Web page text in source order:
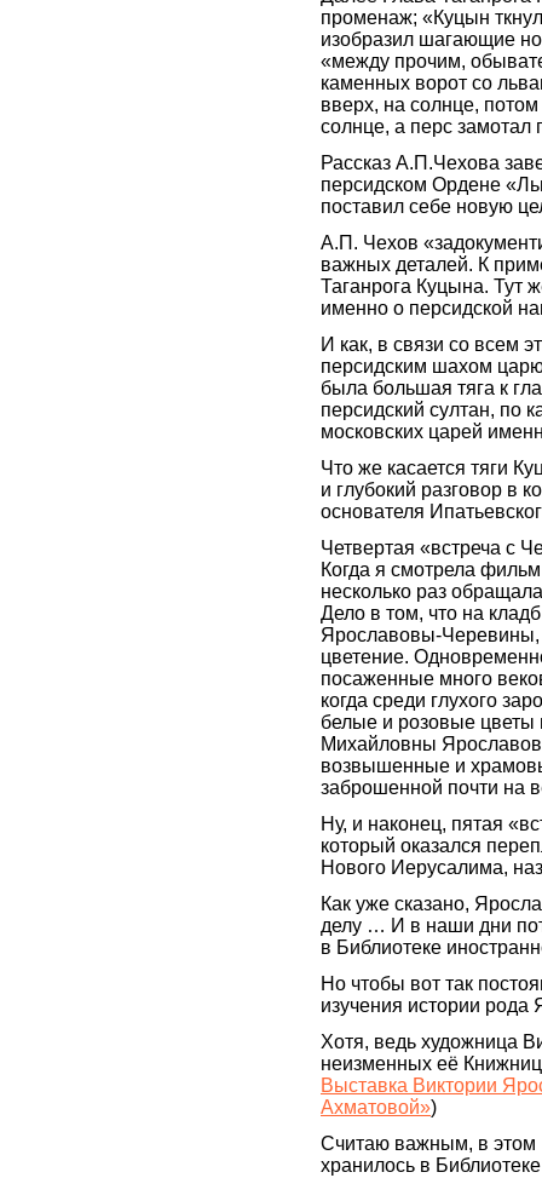
променаж; «Куцын
изобразил шагающие
«между прочим,
каменных ворот со
вверх, на солнце,
солнце, а перс замотал
Рассказ А.П.Чехова
персидском Ордене
поставил себе новую
А.П. Чехов
важных деталей. К
Таганрога Куцына. Тут
именно о персидской
И как, в связи со всем
персидским шахом
была большая тяга к
персидский султан, по
московских царей
Что же касается тяги
и глубокий разговор в
основателя
Четвертая «встреча с
Когда я смотрела
несколько раз
Дело в том, что на
Ярославовы-Черевины,
цветение.
посаженные много
когда среди глухого
белые и розовые
Михайловны
возвышенные и
заброшенной почти на
Ну, и наконец, пятая
который оказался
Нового Иерусалима,
Как уже сказано,
делу … И в наши дни
в Библиотеке
Но чтобы вот так
изучения истории рода
Хотя, ведь художница
неизменных её
Выставка Виктории
Ахматовой»)
Считаю важным, в этом
хранилось в